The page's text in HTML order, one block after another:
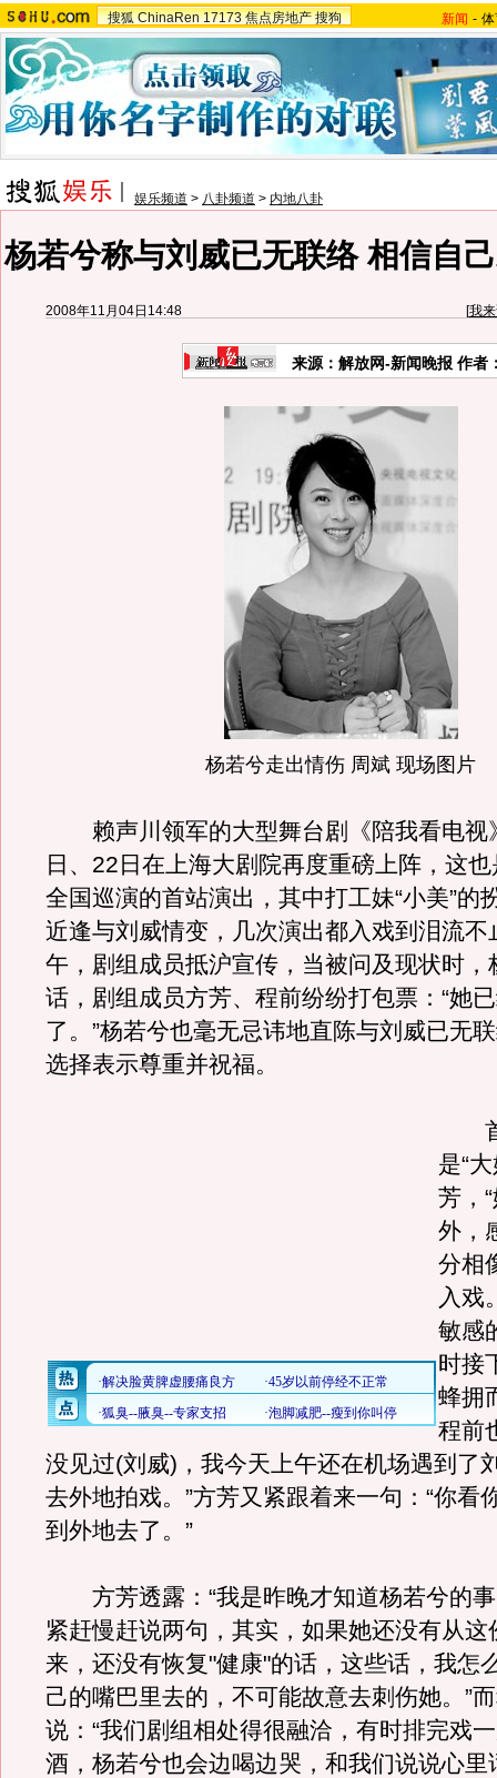
搜狐 ChinaRen 17173 焦点房地产 搜狗 新闻 -
娱乐频道 > 八卦频道 > 内地八卦
杨若兮称与刘威已无联络 相信自
2008年11月04日14:48 [我
来源：解放网-新闻晚报 作者
杨若兮走出情伤 周斌 现场图片
赖声川领军的大型舞台剧《陪我看电视
日、22日在上海大剧院再度重磅上阵，这
全国巡演的首站演出，其中打工妹“小美”的
近逢与刘威情变，几次演出都入戏到泪流不
午，剧组成员抵沪宣传，当被问及现状时，
话，剧组成员方芳、程前纷纷打包票：“她
了。”杨若兮也毫无忌讳地直陈与刘威已无
选择表示尊重并祝福。
首
是“
芳，
外，
分相
入戏
敏感
时接
蜂拥
程前
没见过(刘威)，我今天上午还在机场遇到了
去外地拍戏。”方芳又紧跟着来一句：“你看
到外地去了。”
方芳透露：“我是昨晚才知道杨若兮的事
紧赶慢赶说两句，其实，如果她还没有从这
来，还没有恢复"健康"的话，这些话，我怎
己的嘴巴里去的，不可能故意去刺伤她。”
说：“我们剧组相处得很融洽，有时排完戏
酒，杨若兮也会边喝边哭，和我们说说心里